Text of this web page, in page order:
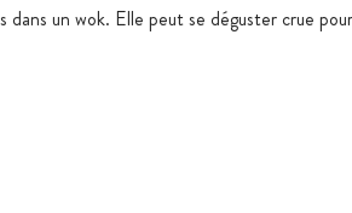
un wok. Elle peut se déguster crue